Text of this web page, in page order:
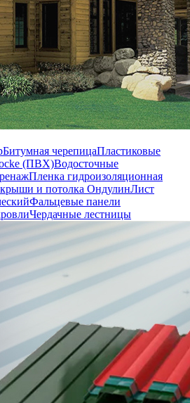
Битумная черепицаПластиковые
(ПВХ)Водосточные
Пленка гидроизоляционная
и потолка ОндулинЛист
Фальцевые панели
Чердачные лестницы